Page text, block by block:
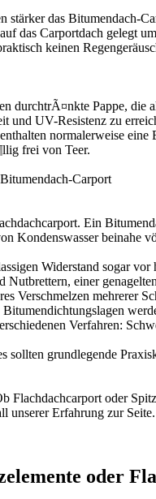
das Bitumendach-
das Carportdach gelegt
keinen
durchtrÃ¤nkte Pappe,
und UV-Resistenz zu
normalerweise
frei von Teer.
Bitumendach-Carport
Ein
Kondenswasser
Widerstand sogar
einer
Verschmelzen
Verfahren:
sollten grundlegende
Flachdachcarport oder
Erfahrung zur
oder